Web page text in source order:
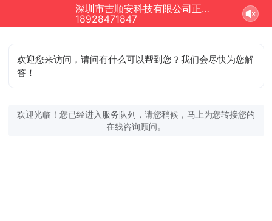
深圳市吉顺安科技有限公司正在为您服务
18928471847
欢迎您来访问，请问有什么可以帮到您？我们会尽快为您解
答！
欢迎光临！您已经进入服务队列，请您稍候，马上为您转接您的
在线咨询顾问。